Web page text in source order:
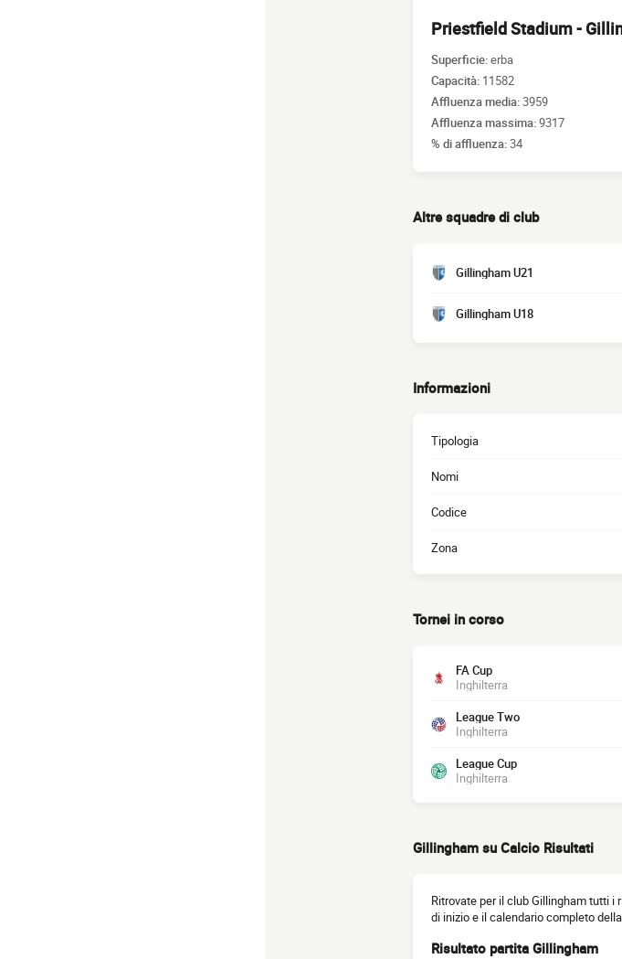
Priestfield Stadium -
Superficie:erba
Capacità: 11582
Affluenza media:3959
Affluenza massima:9317
% di affluenza:34
Altre squadre di club
Gillingham U21
Gillingham U18
Informazioni
Tipologia
Nomi
Codice
Zona
Tornei in corso
FA Cup
Inghilterra
League Two
Inghilterra
League Cup
Inghilterra
Gillingham su Calcio Risultati
Ritrovate per il club Gillingham tutti
di inizio e il calendario completo
Risultato partita Gillingham